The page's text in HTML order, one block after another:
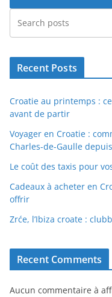
Recent Posts
Croatie au printemps :
avant de partir
Voyager en Croatie :
Charles-de-Gaulle
Le coût des taxis pour
Cadeaux à acheter en
offrir
Zrće, l’Ibiza croate :
Recent Comments
Aucun commentaire à